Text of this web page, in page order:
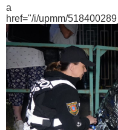
a
href="/i/upmm/